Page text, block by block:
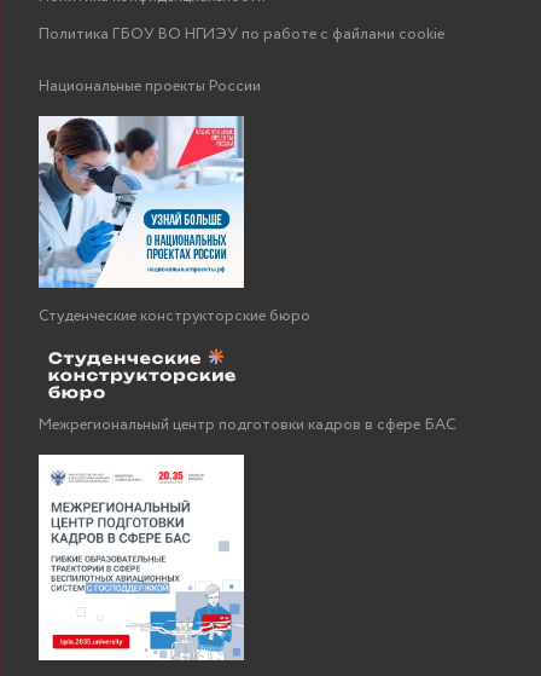
организацию нового бизнеса.
Форума. Об изменении программы участники
Политика ГБОУ ВО НГИЭУ по работе с файлами cookie
Национальные проекты России
Студенческие конструкторские бюро
Межрегиональный центр подготовки кадров в сфере БАС